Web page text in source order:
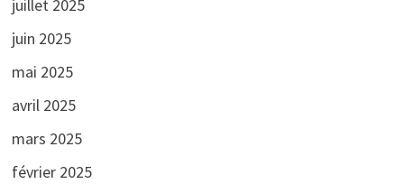
juillet 2025
juin 2025
mai 2025
avril 2025
mars 2025
février 2025